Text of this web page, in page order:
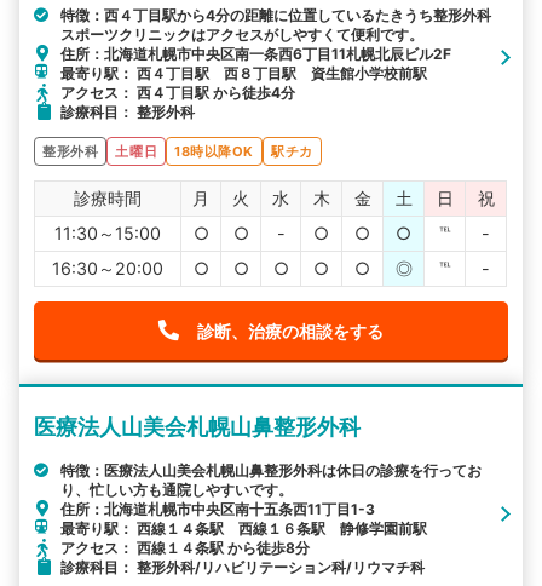
特徴：西４丁目駅から4分の距離に位置しているたきうち整形外科
スポーツクリニックはアクセスがしやすくて便利です。
住所：北海道札幌市中央区南一条西6丁目11札幌北辰ビル2F
最寄り駅： 西４丁目駅 西８丁目駅 資生館小学校前駅
アクセス： 西４丁目駅 から徒歩4分
診療科目： 整形外科
整形外科 土曜日 18時以降OK 駅チカ
診療時間 月 火 水 木 金 土 日
祝
11:30～15:00
○ ○ - ○ ○ ○ ℡
-
16:30～20:00
○ ○ ○ ○ ○ ◎ ℡ -
診断、治療の相談をする
医療法人山美会札幌山鼻整形外科
特徴：医療法人山美会札幌山鼻整形外科は休日の診療を行ってお
り、忙しい方も通院しやすいです。
住所：北海道札幌市中央区南十五条西11丁目1-3
最寄り駅： 西線１４条駅 西線１６条駅 静修学園前駅
アクセス： 西線１４条駅 から徒歩8分
診療科目： 整形外科/リハビリテーション科/リウマチ科